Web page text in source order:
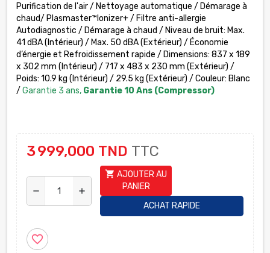
Purification de l'air / Nettoyage automatique / Démarage à
chaud/ Plasmaster™Ionizer+ / Filtre anti-allergie
Autodiagnostic / Démarage à chaud / Niveau de bruit: Max.
41 dBA (Intérieur) / Max. 50 dBA (Extérieur) / Économie
d’énergie et Refroidissement rapide / Dimensions: 837 x 189
x 302 mm (Intérieur) / 717 x 483 x 230 mm (Extérieur) /
Poids: 10.9 kg (Intérieur) / 29.5 kg (Extérieur) / Couleur: Blanc
/ Garantie 3 ans, Garantie 10 Ans (Compressor)
3 999,000 TND TTC
remove add
shopping_cart AJOUTER AU
PANIER
ACHAT RAPIDE
favorite_border